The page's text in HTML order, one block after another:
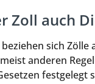
Zoll auch
beziehen sich
anderen
festgelegt